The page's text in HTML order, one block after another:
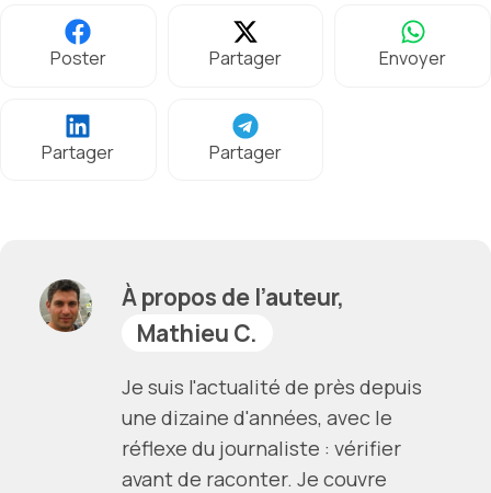
Poster Partager Envoyer
Partager Partager
À propos de l’auteur,
Mathieu C.
Je suis l'actualité de près depuis
une dizaine d'années, avec le
réflexe du journaliste : vérifier
avant de raconter. Je couvre